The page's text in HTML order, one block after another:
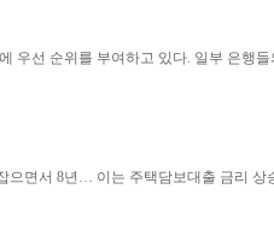
우선 순위를 부여하고 있다. 일부 은행
으면서 8년… 이는 주택담보대출 금리 상